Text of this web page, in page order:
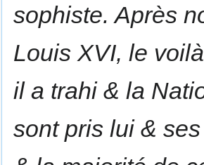
sophiste. Après
Louis XVI, le
il a trahi & la
sont pris lui &